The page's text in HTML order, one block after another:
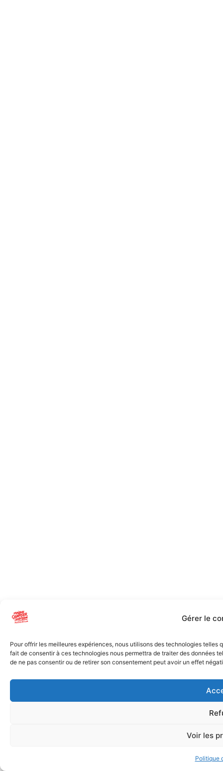
Gérer le
Pour offrir les meilleures expériences, nous utilisons des technologies
fait de consentir à ces technologies nous permettra de traiter des données
de ne pas consentir ou de retirer son consentement peut avoir un effet
Voir les
Politique